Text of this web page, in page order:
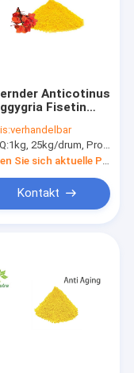
Anticotinus
Fisetin
48-3
verhandelbar
1kg, 25kg/drum, Probe ist verfügbar
Kontakt